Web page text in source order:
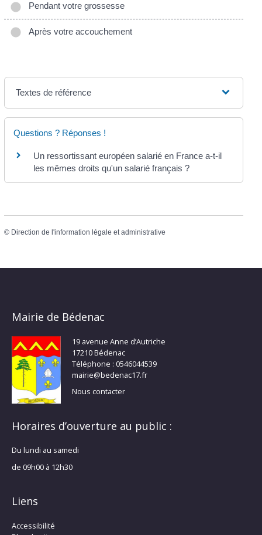
Pendant votre grossesse
Après votre accouchement
Textes de référence
Questions ? Réponses !
Un ressortissant européen salarié en France a-t-il
les mêmes droits qu'un salarié français ?
© Direction de l'information légale et administrative
Mairie de Bédenac
19 avenue Anne d’Autriche
17210 Bédenac
Téléphone : 0546044539
mairie@bedenac17.fr
Nous contacter
Horaires d’ouverture au public :
Du lundi au samedi
de 09h00 à 12h30
Liens
Accessibilité